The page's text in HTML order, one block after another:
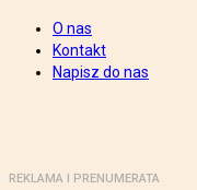
O nas
Kontakt
Napisz do nas
REKLAMA I PRENUMERATA